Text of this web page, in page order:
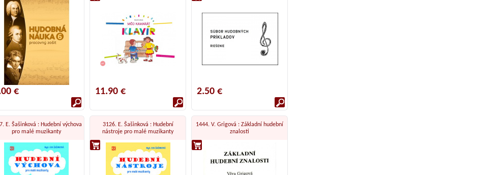
€ 11.90 € 2.50 €
E. Šašinková : Hudební výchova
pro malé muzikanty
3126. E. Šašinková : Hudební
nástroje pro malé muzikanty
1444. V. Grigová : Základní hudební
znalosti